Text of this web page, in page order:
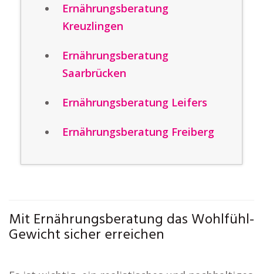
Ernährungsberatung
Kreuzlingen
Ernährungsberatung
Saarbrücken
Ernährungsberatung Leifers
Ernährungsberatung Freiberg
Mit Ernährungsberatung das Wohlfühl-
Gewicht sicher erreichen